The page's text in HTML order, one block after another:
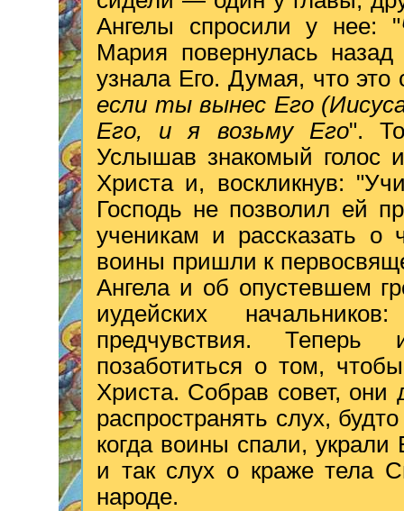
Ангелы спросили у нее: "
Мария повернулась
узнала Его. Думая, что это
если ты вынес Его
Его, и я возьму Его".
Услышав знакомый голос
Христа и, воскликнув:
Господь не позволил ей
ученикам и рассказать о
воины пришли к
Ангела и об опустевшем
иудейских
предчувствия.
позаботиться о том,
Христа. Собрав совет, они
распространять слух,
когда воины спали,
и так слух о краже тела
народе.